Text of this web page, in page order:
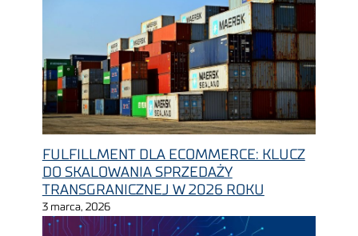
FULFILLMENT DLA ECOMMERCE: KLUCZ
DO SKALOWANIA SPRZEDAŻY
TRANSGRANICZNEJ W 2026 ROKU
3 marca, 2026